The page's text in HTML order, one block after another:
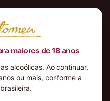
maiores de 18 anos
alcoólicas. Ao continuar,
ou mais, conforme a